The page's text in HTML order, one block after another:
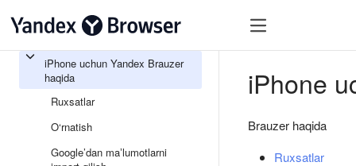
iPhone uchun Yandex Brauzer
haqida
Ruxsatlar
O‘rnatish
Google’dan maʼlumotlarni
iPhone
Brauzer haqida
Ruxsatlar